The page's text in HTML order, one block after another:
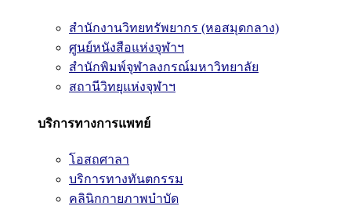
สำนักงานวิทยทรัพยากร (หอสมุดกลาง)
ศูนย์หนังสือแห่งจุฬาฯ
สำนักพิมพ์จุฬาลงกรณ์มหาวิทยาลัย
สถานีวิทยุแห่งจุฬาฯ
บริการทางการแพทย์
โอสถศาลา
บริการทางทันตกรรม
คลินิกกายภาพบำบัด